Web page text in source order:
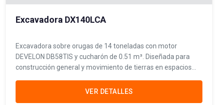
Excavadora DX140LCA
Excavadora sobre orugas de 14 toneladas con motor
DEVELON DB58TIS y cucharón de 0.51 m³. Diseñada para
construcción general y movimiento de tierras en espacios
VER DETALLES